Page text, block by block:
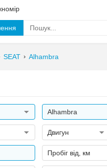
SEAT Alhambra
Alhambra
Двигун
Пробіг від, км